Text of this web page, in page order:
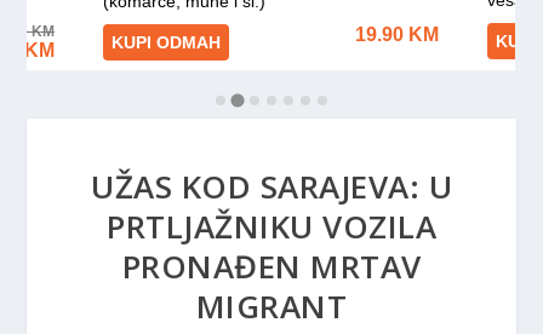
UŽAS KOD SARAJEVA: U
PRTLJAŽNIKU VOZILA
PRONAĐEN MRTAV
MIGRANT